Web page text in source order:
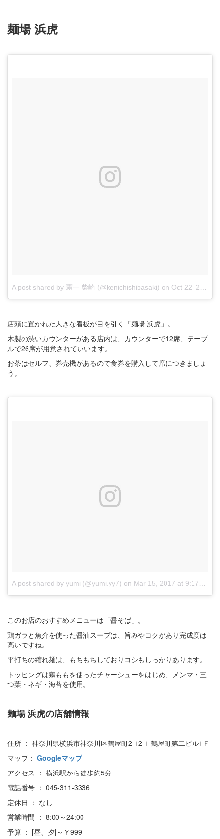
麺場 浜虎
A post shared by 憲一 柴崎 (@kenichishibasaki) on Oct 22, 2017 at 9:40pm PDT
店頭に置かれた大きな看板が目を引く「麺場 浜虎」。
木製の渋いカウンターがある店内は、カウンターで12席、テーブ
ルで26席が用意されていいます。
お茶はセルフ、券売機があるので食券を購入して席につきましょ
う。
A post shared by yumi (@yumi.yy7) on Mar 15, 2017 at 9:17pm PDT
このお店のおすすめメニューは「醤そば」。
鶏ガラと魚介を使った醤油スープは、旨みやコクがあり完成度は
高いですね。
平打ちの縮れ麺は、もちもちしておりコシもしっかりあります。
トッピングは鶏ももを使ったチャーシューをはじめ、メンマ・三
つ葉・ネギ・海苔を使用。
麺場 浜虎の店舗情報
住所 ： 神奈川県横浜市神奈川区鶴屋町2-12-1 鶴屋町第二ビル1Ｆ
マップ： Googleマップ
アクセス ： 横浜駅から徒歩約5分
電話番号 ： 045-311-3336
定休日 ： なし
営業時間 ： 8:00～24:00
予算 ： [昼、夕]～￥999